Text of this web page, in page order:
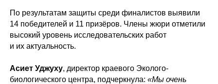
По результатам защиты среди финалистов выявили
14 победителей и 11 призёров. Члены жюри отметили
высокий уровень исследовательских работ
и их актуальность.
Асиет Уджуху, директор краевого Эколого-
биологического центра, подчеркнула: «Мы очень